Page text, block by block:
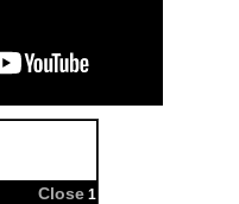
Close 1